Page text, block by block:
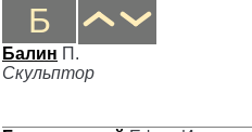
Б
Балин П.
Скульптор